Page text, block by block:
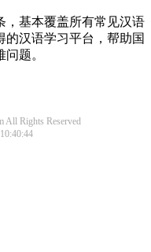
，基本覆盖所有常见汉语
的汉语学习平台，帮助国
题。
All Rights Reserved